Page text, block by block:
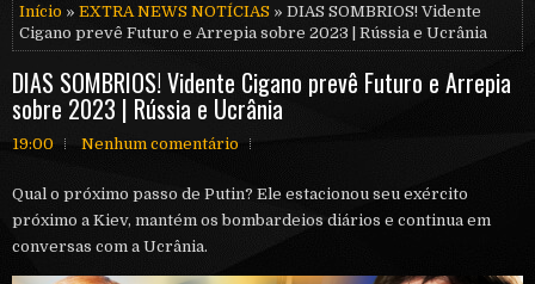
Início » EXTRA NEWS NOTÍCIAS » DIAS SOMBRIOS! Vidente
Cigano prevê Futuro e Arrepia sobre 2023 | Rússia e Ucrânia
DIAS SOMBRIOS! Vidente Cigano prevê Futuro e Arrepia
sobre 2023 | Rússia e Ucrânia
19:00 Nenhum comentário
Qual o próximo passo de Putin? Ele estacionou seu exército
próximo a Kiev, mantém os bombardeios diários e continua em
conversas com a Ucrânia.